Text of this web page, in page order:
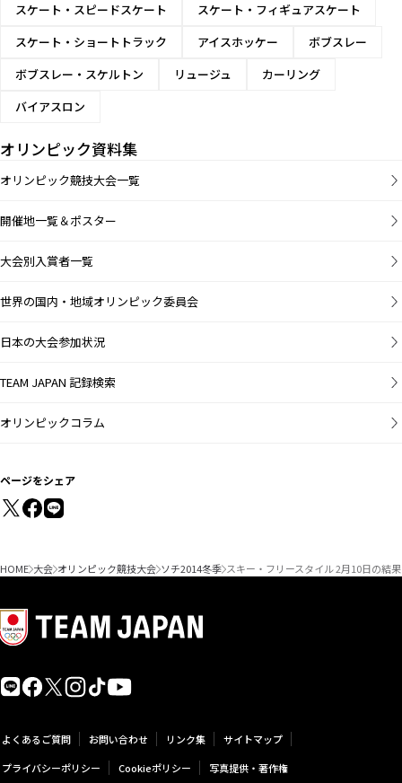
スケート・スピードスケート
スケート・フィギュアスケート
スケート・ショートトラック
アイスホッケー
ボブスレー
ボブスレー・スケルトン
リュージュ
カーリング
バイアスロン
オリンピック資料集
オリンピック競技大会一覧
開催地一覧＆ポスター
大会別入賞者一覧
世界の国内・地域オリンピック委員会
日本の大会参加状況
TEAM JAPAN 記録検索
オリンピックコラム
ページをシェア
HOME 大会 オリンピック競技大会 ソチ2014冬季 スキー・フリースタイル 2月10日の結果
よくあるご質問 お問い合わせ リンク集
サイトマップ
プライバシーポリシー
Cookieポリシー 写真提供・著作権